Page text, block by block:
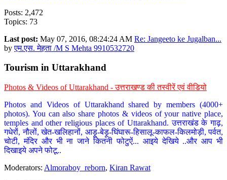
Posts: 2,472
Topics: 73
Last post: May 07, 2016, 08:24:24 AM Re: Jangeeto ke Jugalban...
byएम.एस. मेहता /M S Mehta 9910532720
Tourism in Uttarakhand
Photos & Videos of Uttarakhand - उत्तराखण्ड की तस्वीरें एवं वीडियो
Photos and Videos of Uttarakhand shared by members (4000+
photos). You can also share photos & videos of your native place,
temples and other religious places of Uttarakhand. उत्तराखंड के गाढ़,
गधेरों, नौलों, खेत-खलिहानों, आड़ू-बेड़ू-घिंघारू-हिसालू-काफल-किलमोड़ी, पर्वत,
चोटी, मंदिर और भी ना जाने कितनी फोटुऐं... आइये देखिये ..और आप भी
दिखाइये अपने फोटू..
Moderators: Almoraboy_reborn, Kiran Rawat